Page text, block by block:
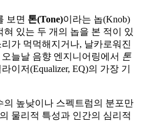
보면 톤(Tone)이라는 놉(Knob)
혀 있는 두 개의 놉을 본 적이 있
가 먹먹해지거나, 날카로워진
늘날 음향 엔지니어링에서 톤
이저(Equalizer, EQ)의 가장 기
의 높낮이나 스펙트럼의 분포만
물리적 특성과 인간의 심리적